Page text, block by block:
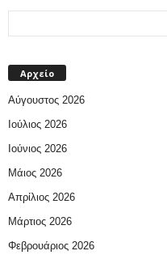
Αρχείο
Αύγουστος 2026
Ιούλιος 2026
Ιούνιος 2026
Μάιος 2026
Απρίλιος 2026
Μάρτιος 2026
Φεβρουάριος 2026